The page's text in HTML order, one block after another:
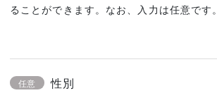
ることができます。なお、入力は任意です。
任意 性別